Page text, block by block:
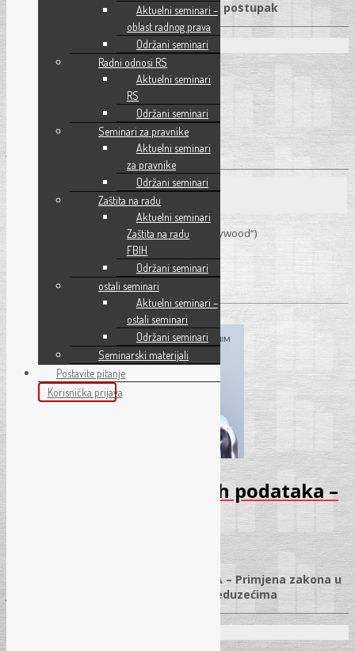
aukcija • Ugovor i realizacija • Žalbeni postupak
Amir Rahmanović
Saša Nevesinjac
Mjesto održavanja
– Sarajevo (Hotel „Hollywood“)
Pročitaj više
Seminar – Zaštita ličnih podataka –
ZAKON O ZAŠTITI LIČNIH PODATAKA – Primjena zakona u
javnim ustanovama i komunalnim preduzećima
Aktuelni seminari –
oblast radnog prava
Održani seminari
Radni odnosi RS
Aktuelni seminari
RS
Održani seminari
Seminari za pravnike
Aktuelni seminari
za pravnike
Održani seminari
Zaštita na radu
Aktuelni seminari
Zaštita na radu
FBIH
Održani seminari
ostali seminari
Aktuelni seminari –
ostali seminari
Održani seminari
Seminarski materijali
Postavite pitanje
Korisnička prijava